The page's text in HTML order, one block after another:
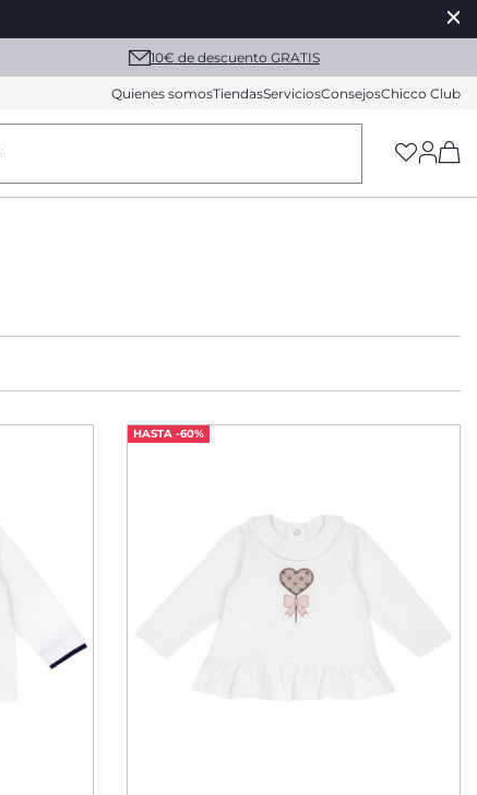
10€ de descuento GRATIS
Quienes somosTiendasServiciosConsejosChicco Club
HASTA -60%